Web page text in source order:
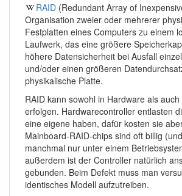
RAID (Redundant Array of
Organisation zweier oder mehrerer
Festplatten eines Computers zu einem
Laufwerk, das eine größere
höhere Datensicherheit bei Ausfall
und/oder einen größeren
physikalische Platte.
RAID kann sowohl in Hardware als
erfolgen. Hardwarecontroller entlasten
eine eigene haben, dafür kosten sie
Mainboard-RAID-chips sind oft billig
manchmal nur unter einem
außerdem ist der Controller natürlich
gebunden. Beim Defekt muss man
identisches Modell aufzutreiben.